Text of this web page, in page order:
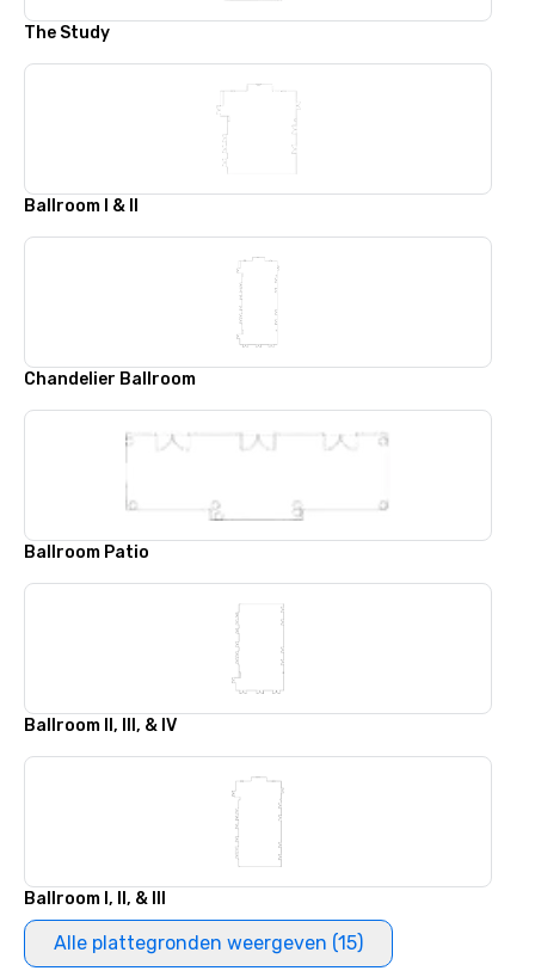
The Study
Ballroom I & II
Chandelier Ballroom
Ballroom Patio
Ballroom II, III, & IV
Ballroom I, II, & III
Alle plattegronden weergeven (15)